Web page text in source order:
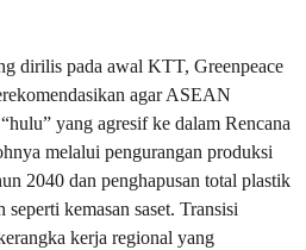
dirilis pada awal KTT, Greenpeace
agar ASEAN
yang agresif ke dalam Rencana
melalui pengurangan produksi
2040 dan penghapusan total plastik
kemasan saset. Transisi
kerja regional yang